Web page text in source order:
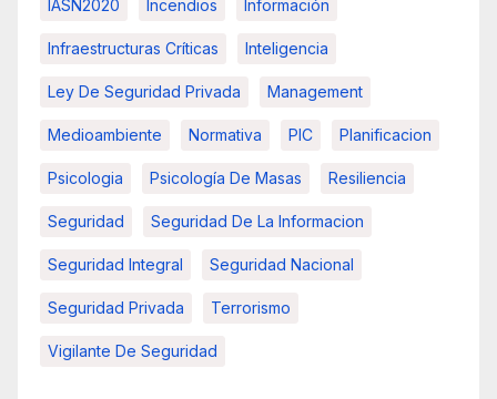
IASN2020 Incendios Información
Infraestructuras Críticas Inteligencia
Ley De Seguridad Privada Management
Medioambiente Normativa PIC Planificacion
Psicologia Psicología De Masas Resiliencia
Seguridad Seguridad De La Informacion
Seguridad Integral Seguridad Nacional
Seguridad Privada Terrorismo
Vigilante De Seguridad